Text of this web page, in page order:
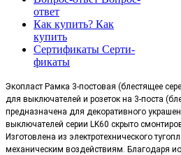
ответ
Как купить? Как
купить
Сертификаты Серти-
фикаты
Экопласт Рамка 3-постовая (блестящее
для выключателей и розеток на 3-поста
предназначена для декоративного
выключателей серии LK60 скрыто
Изготовлена из электротехнического
механическим воздействиям. Благодаря